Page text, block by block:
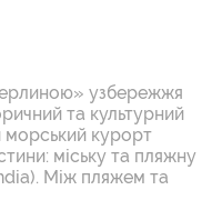
узбережжя
та культурний
морський курорт
міську та пляжну
Між пляжем та